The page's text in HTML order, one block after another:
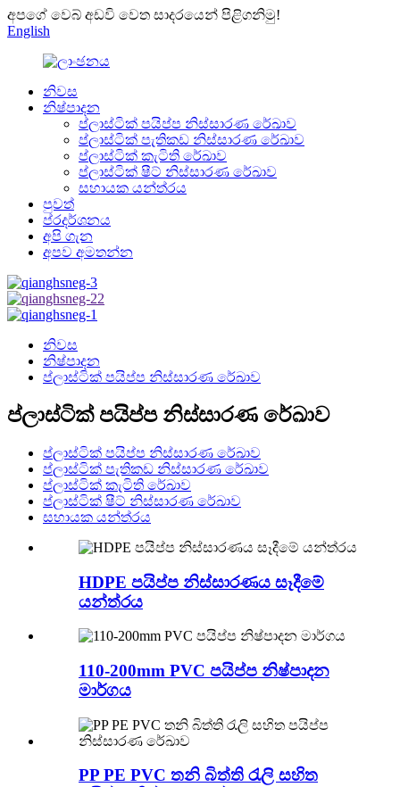
අපගේ වෙබ් අඩවි වෙත සාදරයෙන් පිළිගනිමු!
English
නිවස
නිෂ්පාදන
ප්ලාස්ටික් පයිප්ප නිස්සාරණ රේඛාව
ප්ලාස්ටික් පැතිකඩ නිස්සාරණ රේඛාව
ප්ලාස්ටික් කැටිති රේඛාව
ප්ලාස්ටික් ෂීට් නිස්සාරණ රේඛාව
සහායක යන්ත්රය
පුවත්
ප්රදර්ශනය
අපි ගැන
අපව අමතන්න
නිවස
නිෂ්පාදන
ප්ලාස්ටික් පයිප්ප නිස්සාරණ රේඛාව
ප්ලාස්ටික් පයිප්ප නිස්සාරණ රේඛාව
ප්ලාස්ටික් පයිප්ප නිස්සාරණ රේඛාව
ප්ලාස්ටික් පැතිකඩ නිස්සාරණ රේඛාව
ප්ලාස්ටික් කැටිති රේඛාව
ප්ලාස්ටික් ෂීට් නිස්සාරණ රේඛාව
සහායක යන්ත්රය
HDPE පයිප්ප නිස්සාරණය සෑදීමේ
යන්ත්රය
110-200mm PVC පයිප්ප නිෂ්පාදන
මාර්ගය
PP PE PVC තනි බිත්ති රැලි සහිත